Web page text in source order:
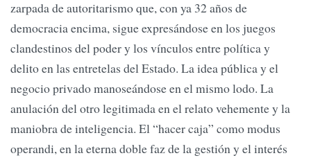
zarpada de autoritarismo que, con ya 32 años de
democracia encima, sigue expresándose en los juegos
clandestinos del poder y los vínculos entre política y
delito en las entretelas del Estado. La idea pública y el
negocio privado manoseándose en el mismo lodo. La
anulación del otro legitimada en el relato vehemente y la
maniobra de inteligencia. El “hacer caja” como modus
operandi, en la eterna doble faz de la gestión y el interés